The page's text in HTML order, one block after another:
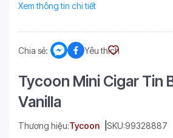
Xem thông tin chi tiết
Chia sẻ: Yêu thích
Tycoon Mini Cigar Tin
Vanilla
Thương hiệu:Tycoon SKU:99328887